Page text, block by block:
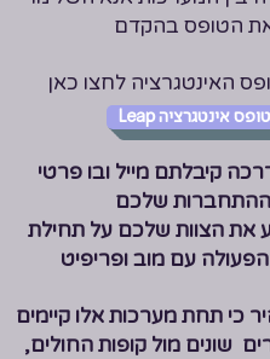
הטופס בהקדם
האינטגרציה לחצו כאן
Leap טופס אינטגרציה
קיבלתם מייל ובו פרטי
את הצוות שלכם על תחילת
עם מוב ופריפיט
כי תחת מערכות אלו קיימים
שונים מול קופות החולים,